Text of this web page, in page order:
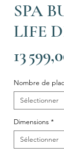
SPA
LIFE
13
Nombre de
Dimensions *